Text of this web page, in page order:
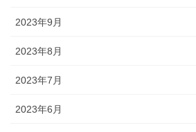
2023年9月
2023年8月
2023年7月
2023年6月